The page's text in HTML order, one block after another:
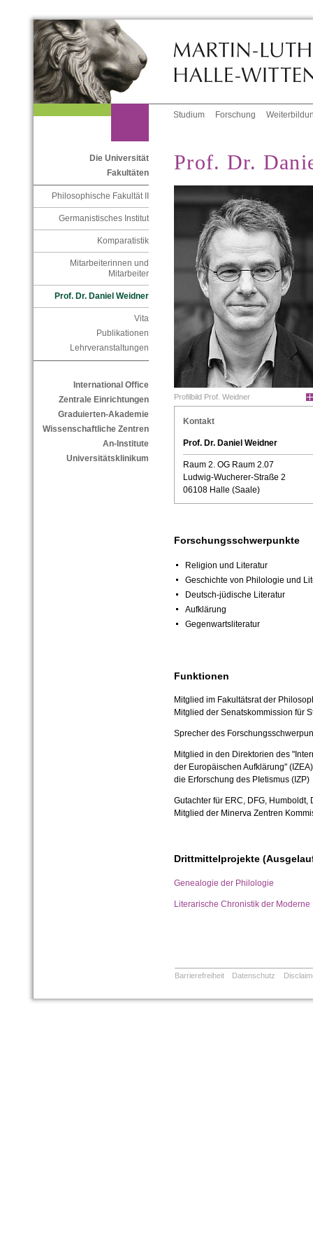
Studium Forschung
Die Universität
Fakultäten
Philosophische Fakultät II
Germanistisches Institut
Komparatistik
Mitarbeiterinnen und
Mitarbeiter
Prof. Dr. Daniel Weidner
Vita
Publikationen
Lehrveranstaltungen
International Office
Zentrale Einrichtungen
Graduierten-Akademie
Wissenschaftliche Zentren
An-Institute
Universitätsklinikum
Prof. Dr.
Profilbild Prof. Weidner
Kontakt
Prof. Dr. Daniel Weidner
Raum 2. OG Raum 2.07
Ludwig-Wucherer-Straße 2
06108 Halle (Saale)
Forschungsschwerpunkte
Religion und Literatur
Geschichte von Philologie und
Deutsch-jüdische Literatur
Aufklärung
Gegenwartsliteratur
Funktionen
Mitglied im Fakultätsrat der
Mitglied der Senatskommission für
Sprecher des
Mitglied in den Direktorien des
der Europäischen Aufklärung"
die Erforschung des PIetismus (IZP)
Gutachter für ERC, DFG, Humboldt,
Mitglied der Minerva Zentren
Drittmittelprojekte
Genealogie der Philologie
Literarische Chronistik der Moderne
Barrierefreiheit Datenschutz